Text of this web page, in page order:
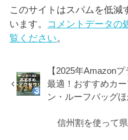
このサイトはスパムを低減
います。 コメントデータの
覧ください
【2025年Amazon
最適！おすすめカ
ン・ルーフバッグほ
信州割を使って